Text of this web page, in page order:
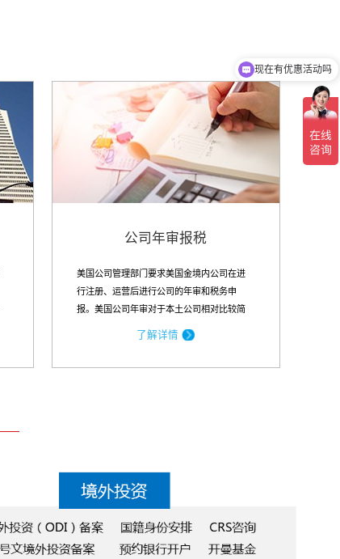
公司年审报税
美国公司管理部门要求美国金境内公司在进
行注册、运营后进行公司的年审和税务申
报。美国公司年审对于本土公司相对比较简
了解详情
现在有优惠活动吗